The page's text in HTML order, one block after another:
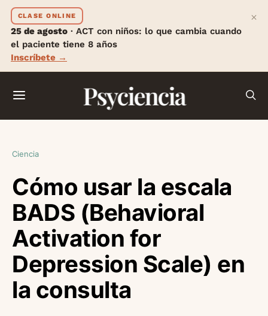
CLASE ONLINE
25 de agosto · ACT con niños: lo que cambia cuando
el paciente tiene 8 años
Inscríbete →
×
Psyciencia
Ciencia
Cómo usar la escala
BADS (Behavioral
Activation for
Depression Scale) en
la consulta